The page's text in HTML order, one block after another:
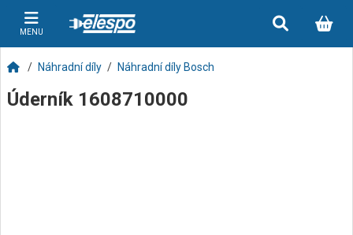
MENU
Náhradní díly Náhradní díly Bosch
Úderník 1608710000